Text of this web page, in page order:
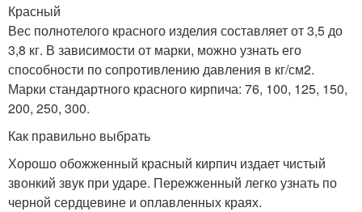
Красный
Вес полнотелого красного изделия составляет от 3,5 до
3,8 кг. В зависимости от марки, можно узнать его
способности по сопротивлению давления в кг/см2.
Марки стандартного красного кирпича: 76, 100, 125, 150,
200, 250, 300.
Как правильно выбрать
Хорошо обожженный красный кирпич издает чистый
звонкий звук при ударе. Пережженный легко узнать по
черной сердцевине и оплавленных краях.